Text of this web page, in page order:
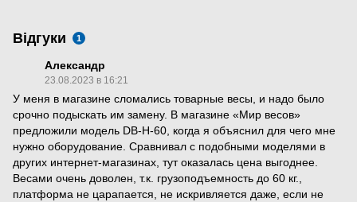
Відгуки 1
Александр
23.08.2023 в 16:21
У меня в магазине сломались товарные весы, и надо было
срочно подыскать им замену. В магазине «Мир весов»
предложили модель DB-H-60, когда я объяснил для чего мне
нужно оборудование. Сравнивал с подобными моделями в
других интернет-магазинах, тут оказалась цена выгоднее.
Весами очень доволен, т.к. грузоподъемность до 60 кг.,
платформа не царапается, не искривляется даже, если не